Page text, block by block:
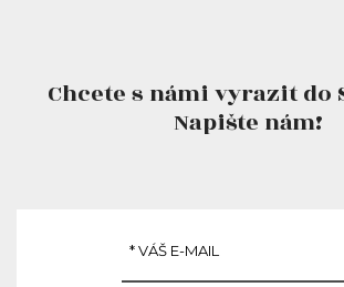
Chcete s námi vyrazit do
Napište nám!